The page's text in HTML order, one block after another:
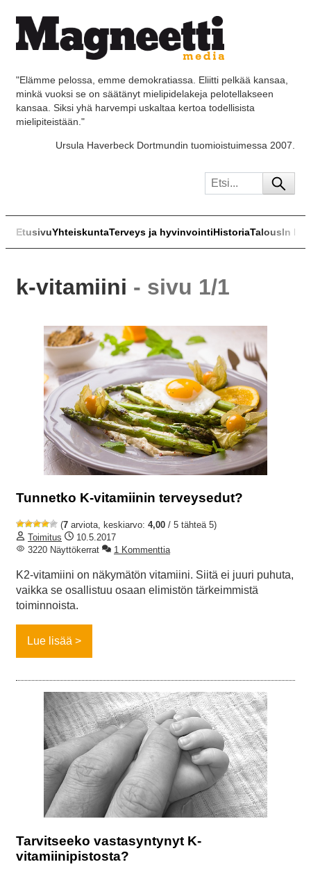
"Elämme pelossa, emme demokratiassa. Eliitti pelkää kansaa,
minkä vuoksi se on säätänyt mielipidelakeja pelotellakseen
kansaa. Siksi yhä harvempi uskaltaa kertoa todellisista
mielipiteistään."
Ursula Haverbeck Dortmundin tuomioistuimessa 2007.
EtusivuYhteiskuntaTerveys ja hyvinvointiHistoriaTalousIn
k-vitamiini - sivu 1/1
Tunnetko K-vitamiinin terveysedut?
(7 arviota, keskiarvo: 4,00 / 5 tähteä 5)
Toimitus
10.5.2017
3220 Näyttökerrat
1 Kommenttia
K2-vitamiini on näkymätön vitamiini. Siitä ei juuri puhuta,
vaikka se osallistuu osaan elimistön tärkeimmistä
toiminnoista.
Lue lisää
Tarvitseeko vastasyntynyt K-
vitamiinipistosta?